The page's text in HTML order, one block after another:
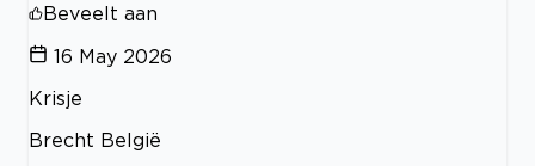
Beveelt aan
16 May 2026
Krisje
Brecht België